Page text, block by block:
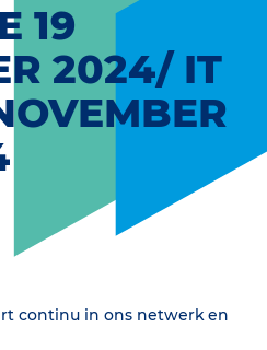
19
2024/ IT
continu in ons netwerk en